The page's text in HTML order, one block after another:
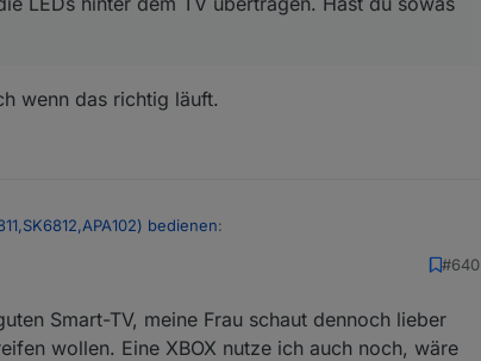
wenn das richtig läuft.
bedienen:
. Ambilight für den TV zB. Kann das Signal
hinter dem TV übertragen. Hast du sowas schon
das richtig läuft.
#640
Smart-TV, meine Frau schaut dennoch lieber
wollen. Eine XBOX nutze ich auch noch, wäre